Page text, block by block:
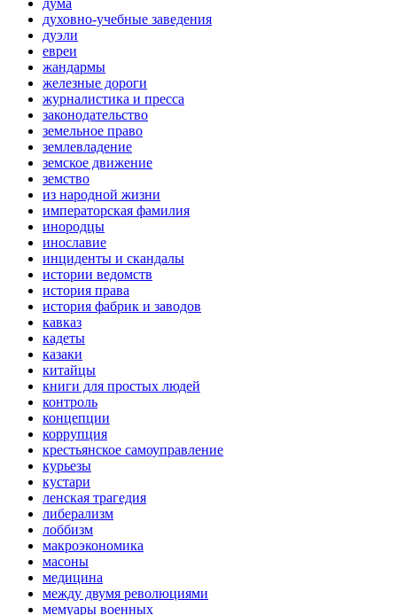
дума
духовно-учебные заведения
дуэли
евреи
жандармы
железные дороги
журналистика и пресса
законодательство
земельное право
землевладение
земское движение
земство
из народной жизни
императорская фамилия
инородцы
инославие
инциденты и скандалы
истории ведомств
история права
история фабрик и заводов
кавказ
кадеты
казаки
китайцы
книги для простых людей
контроль
концепции
коррупция
крестьянское самоуправление
курьезы
кустари
ленская трагедия
либерализм
лоббизм
макроэкономика
масоны
медицина
между двумя революциями
мемуары военных